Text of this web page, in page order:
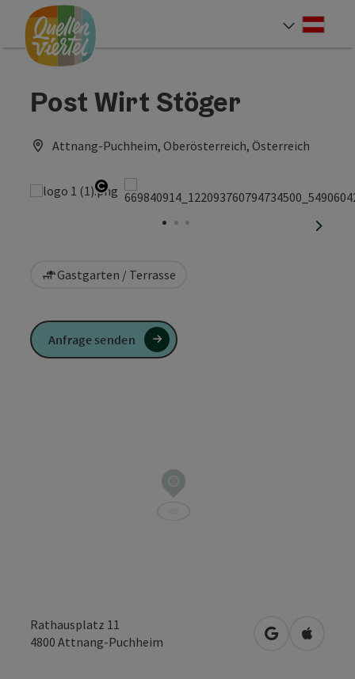
Zum Inhalt
Zur Navigation
Zum Seitenanfang
Post Wirt Stöger
Attnang-Puchheim, Oberösterreich, Österreich
Copyright öffnen
Gastgarten / Terrasse
Rathausplatz 11
4800 Attnang-Puchheim in Google
in
Anfrage senden